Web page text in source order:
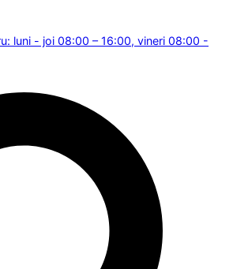
luni - joi 08:00 – 16:00, vineri 08:00 -